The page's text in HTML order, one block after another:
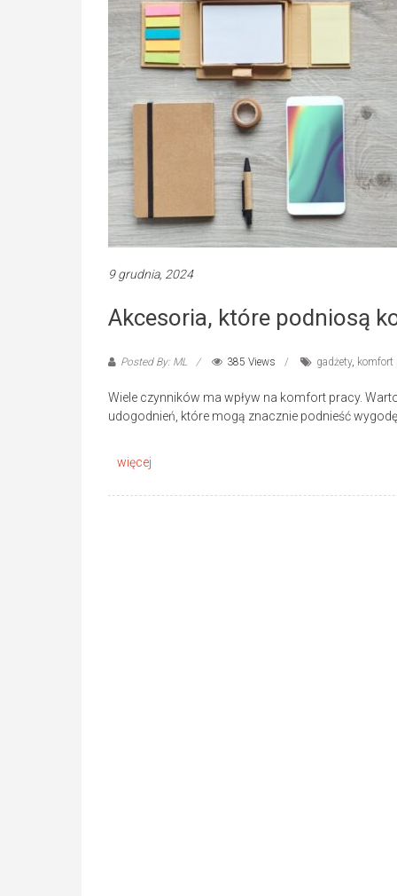
9 grudnia, 2024
Akcesoria, które podniosą
Posted By: ML 385 Views gadżety, komfort
Wiele czynników ma wpływ na komfort pracy.
udogodnień, które mogą znacznie podnieść